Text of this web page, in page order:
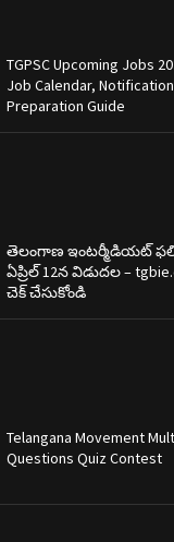
TGPSC Upcoming Jobs
Job Calendar,
Preparation Guide
తెలంగాణ ఇంటర్మీడియట్
ఏప్రిల్ 12న విడుదల –
చెక్ చేసుకోండి
Telangana Movement
Questions Quiz Contest